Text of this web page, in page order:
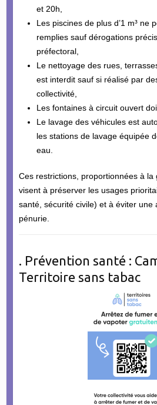
et 20h,
Les piscines de plus d’1 m³ ne
remplies sauf dérogations
préfectoral,
Le nettoyage des rues,
est interdit sauf si réalisé par
collectivité,
Les fontaines à circuit ouvert
Le lavage des véhicules est
les stations de lavage équipée
eau.
Ces restrictions, proportionnées à la
visent à préserver les usages
santé, sécurité civile) et à éviter une
pénurie.
. Prévention santé :
Territoire sans tabac